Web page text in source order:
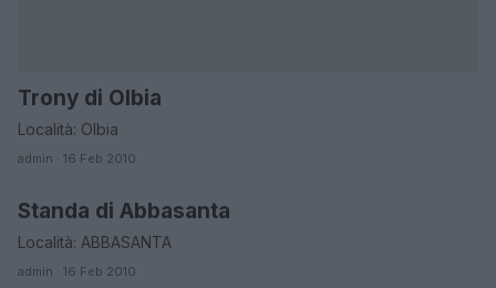
OLBIA-TEMPIO
Trony di Olbia
Località: Olbia
admin · 16 Feb 2010
ORARI DI APERTURA NEGOZI
Standa di Abbasanta
Località: ABBASANTA
admin · 16 Feb 2010